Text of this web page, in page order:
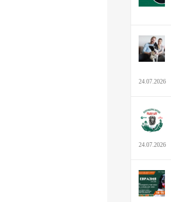
24.07.2026
24.07.2026